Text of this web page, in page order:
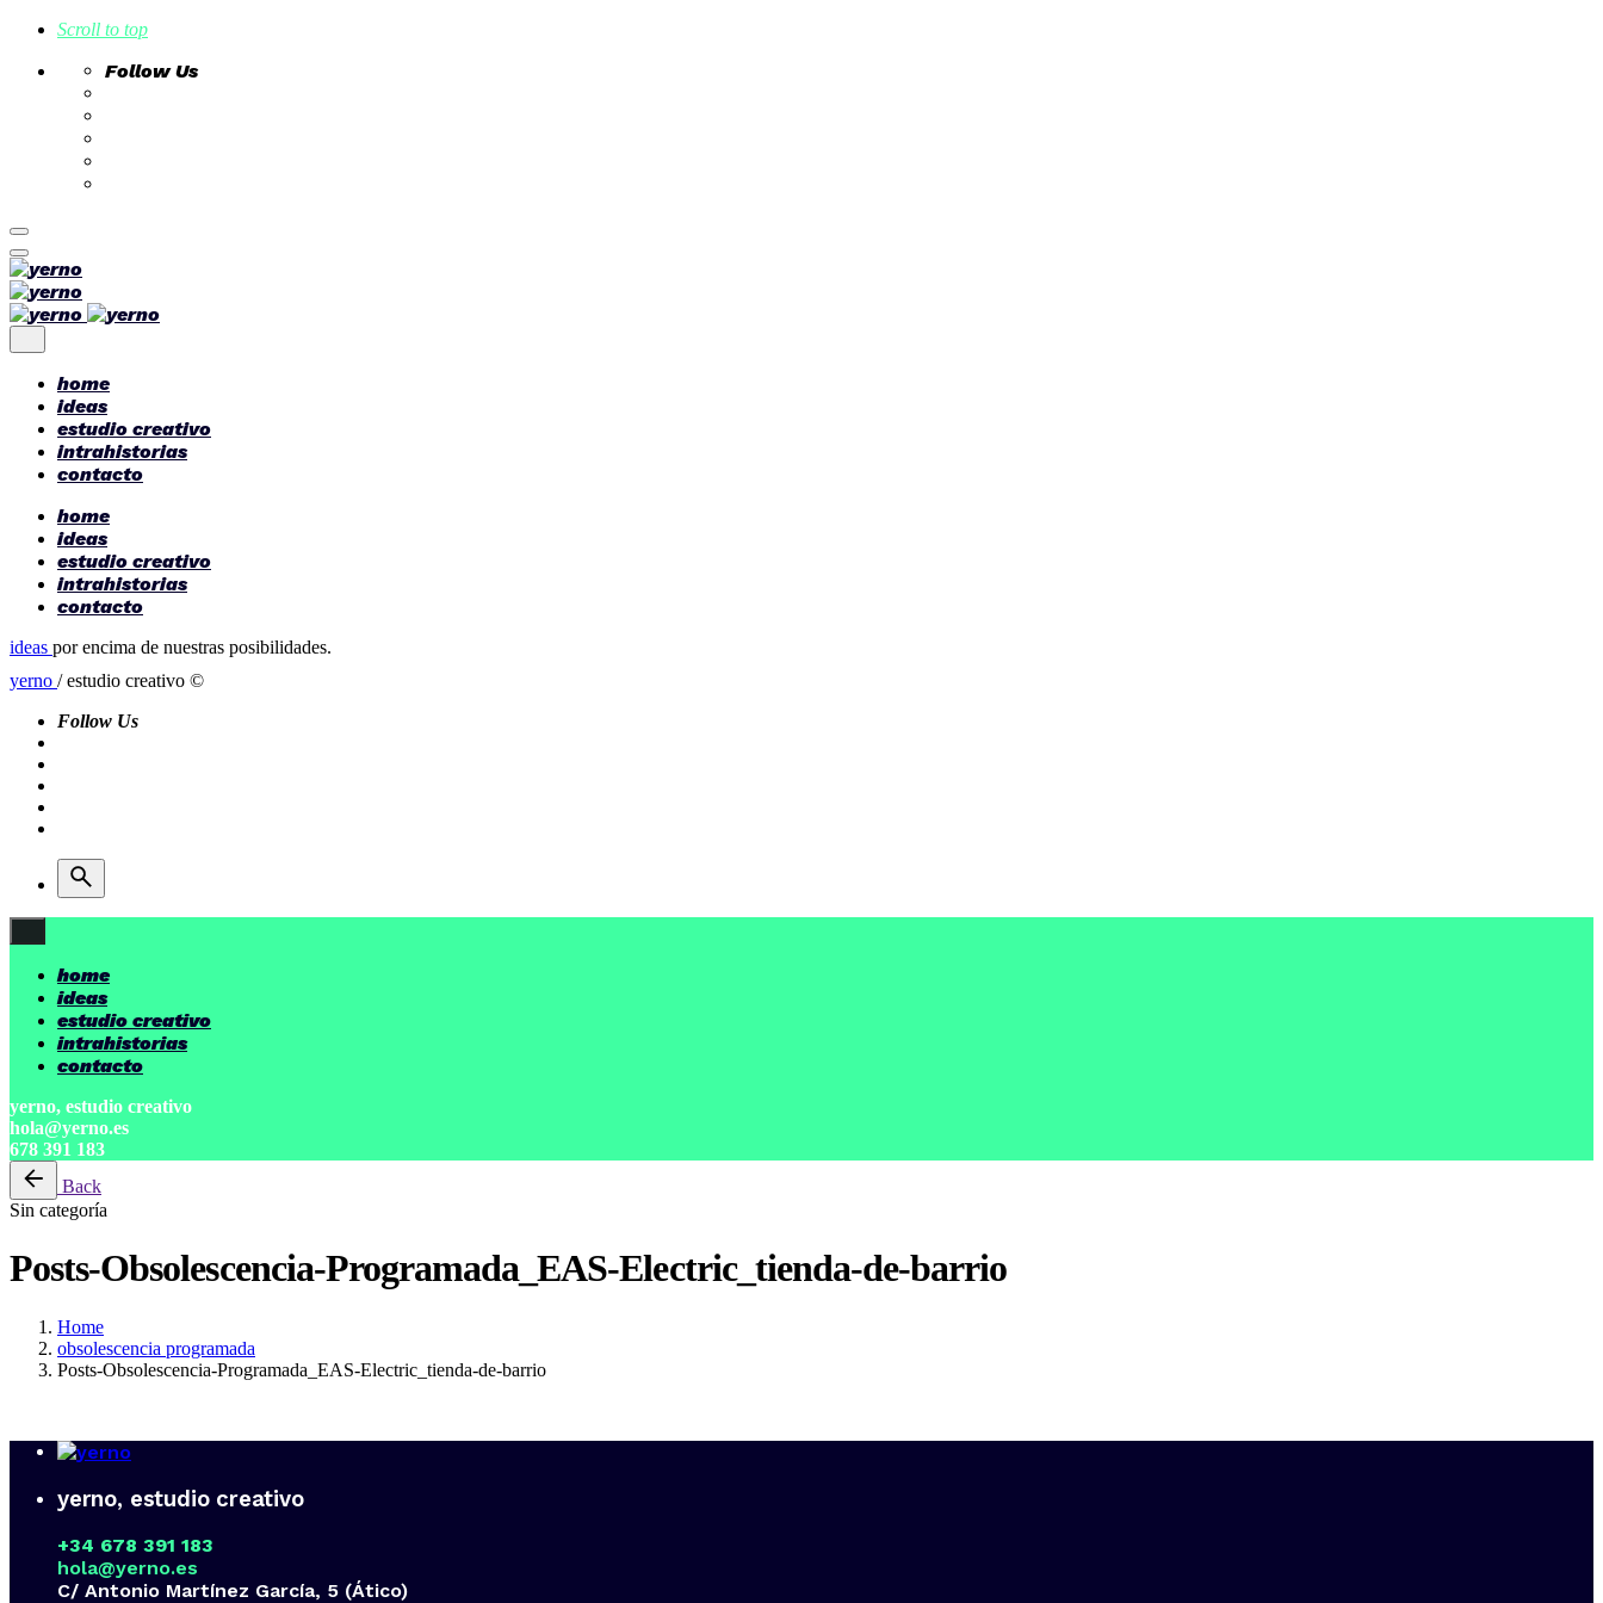
Scroll to top
Follow Us
Skip
to
content
home
ideas
estudio creativo
intrahistorias
contacto
home
ideas
estudio creativo
intrahistorias
contacto
ideas por encima de nuestras posibilidades.
yerno / estudio creativo ©
Follow Us
home
ideas
estudio creativo
intrahistorias
contacto
yerno, estudio creativo
hola@yerno.es
678 391 183
Back
Sin categoría
Posts-Obsolescencia-Programada_EAS-Electric_tienda-de-barrio
Home
obsolescencia programada
Posts-Obsolescencia-Programada_EAS-Electric_tienda-de-barrio
yerno, estudio creativo
+34 678 391 183
hola@yerno.es
C/ Antonio Martínez García, 5 (Ático)